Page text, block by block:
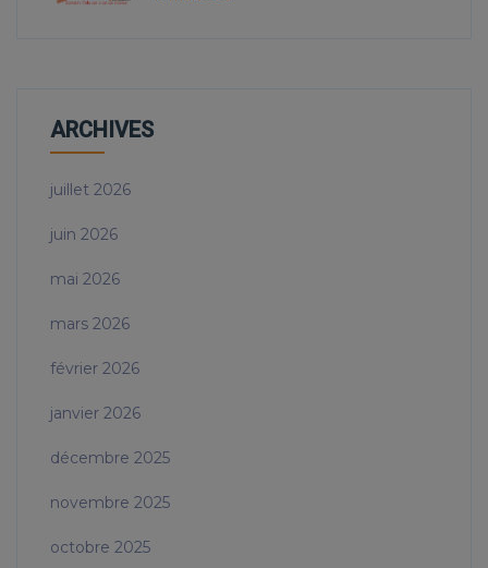
ARCHIVES
juillet 2026
juin 2026
mai 2026
mars 2026
février 2026
janvier 2026
décembre 2025
novembre 2025
octobre 2025